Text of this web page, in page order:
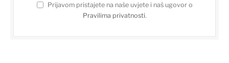
Prijavom pristajete na naše uvjete i naš ugovor o
Pravilima privatnosti.